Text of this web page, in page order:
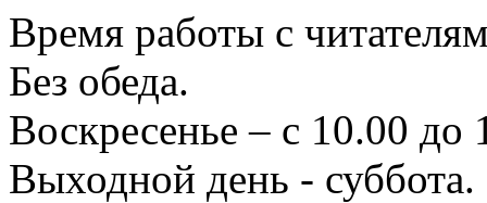
Время работы с
Без обеда.
Воскресенье – с 10.00 до
Выходной день - суббота.